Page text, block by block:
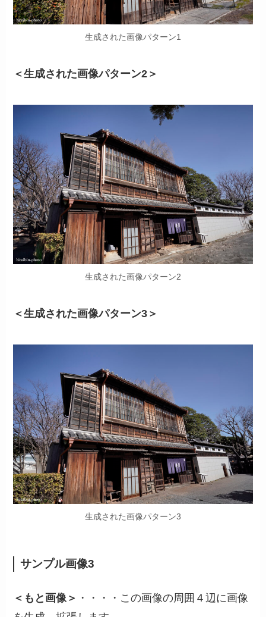
生成された画像パターン1
＜生成された画像パターン2＞
生成された画像パターン2
＜生成された画像パターン3＞
生成された画像パターン3
サンプル画像3
＜もと画像＞ ・・・・この画像の周囲４辺に画像